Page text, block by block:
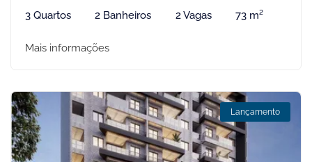
3 Quartos 2 Banheiros 2 Vagas 73 m²
Mais informações
Lançamento